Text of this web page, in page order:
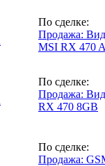
По сделке:
Продажа:
MSI RX 470
По сделке:
Продажа:
RX 470 8GB
По сделке:
Продажа: